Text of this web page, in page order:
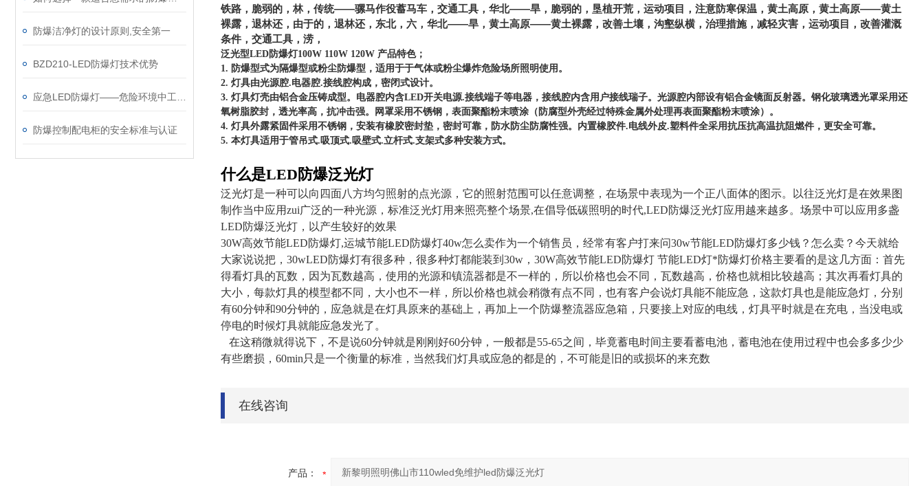
防爆洁净灯的设计原则,安全第一
BZD210-LED防爆灯技术优势
防爆控制配电柜的安全标准与认证
铁路，脆弱的，林，传统——骡马作役蓄马车，交通工具，华北——旱，脆弱的，垦植开荒，运动项目，注意防寒保温，黄土高原，黄土高原——黄土
裸露，退林还，由于的，退林还，东北，六，华北——旱，黄土高原——黄土裸露，改善土壤，沟壑纵横，治理措施，减轻灾害，运动项目，改善灌溉
条件，交通工具，涝，
泛光型LED防爆灯100W 110W 120W 产品特色；
1. 防爆型式为隔爆型或粉尘防爆型，适用于于气体或粉尘爆炸危险场所照明使用。
2. 灯具由光源腔.电器腔.接线腔构成，密闭式设计。
3. 灯具灯壳由铝合金压铸成型。电器腔内含LED开关电源.接线端子等电器，接线腔内含用户接线瑞子。光源腔内部设有铝合金镜面反射器。钢化玻璃透光罩采用还
氧树脂胶封，透光率高，抗冲击强。网罩采用不锈钢，表面聚酯粉末喷涂（防腐型外壳经过特殊金属外处理再表面聚酯粉末喷涂）。
4. 灯具外露紧固件采用不锈钢，安装有橡胶密封垫，密封可靠，防水防尘防腐性强。内置橡胶件.电线外皮.塑料件全采用抗压抗高温抗阻燃件，更安全可靠。
5. 本灯具适用于管吊式.吸顶式.吸壁式.立杆式.支架式多种安装方式。
什么是LED防爆泛光灯
泛光灯是一种可以向四面八方均匀照射的点光源，它的照射范围可以任意调整，在场景中表现为一个正八面体的图示。以往泛光灯是在效果图
制作当中应用zui广泛的一种光源，标准泛光灯用来照亮整个场景,在倡导低碳照明的时代,LED防爆泛光灯应用越来越多。场景中可以应用多盏
LED防爆泛光灯，以产生较好的效果
30W高效节能LED防爆灯,运城节能LED防爆灯40w怎么卖作为一个销售员，经常有客户打来问30w节能LED防爆灯多少钱？怎么卖？今天就给
大家说说把，30wLED防爆灯有很多种，很多种灯都能装到30w，30W高效节能LED防爆灯 节能LED灯*防爆灯价格主要看的是这几方面：首先
得看灯具的瓦数，因为瓦数越高，使用的光源和镇流器都是不一样的，所以价格也会不同，瓦数越高，价格也就相比较越高；其次再看灯具的
大小，每款灯具的模型都不同，大小也不一样，所以价格也就会稍微有点不同，也有客户会说灯具能不能应急，这款灯具也是能应急灯，分别
有60分钟和90分钟的，应急就是在灯具原来的基础上，再加上一个防爆整流器应急箱，只要接上对应的电线，灯具平时就是在充电，当没电或
停电的时候灯具就能应急发光了。
在这稍微就得说下，不是说60分钟就是刚刚好60分钟，一般都是55-65之间，毕竟蓄电时间主要看蓄电池，蓄电池在使用过程中也会多多少少
有些磨损，60min只是一个衡量的标准，当然我们灯具或应急的都是的，不可能是旧的或损坏的来充数
在线咨询
产品：